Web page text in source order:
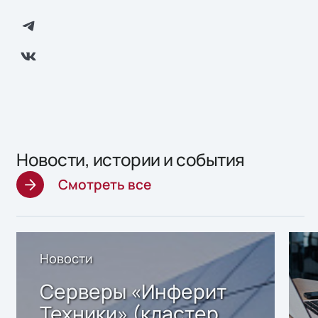
Новости, истории и события
Смотреть все
Новости
Серверы «Инферит